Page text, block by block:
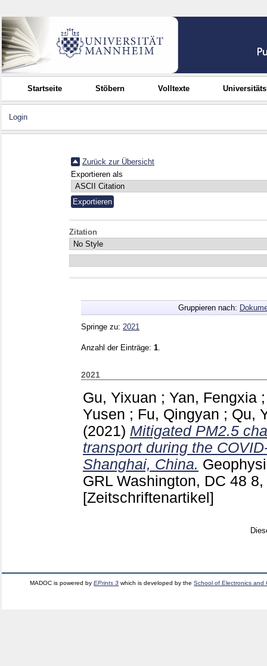
Startseite Stöbern Volltexte
Login
Zurück zur Übersicht
Exportieren als
Zitation
Gruppieren nach:
Springe zu: 2021
Anzahl der Einträge: 1
2021
Gu, Yixuan ; Yan, Fengxia
Yusen ; Fu, Qingyan ; Qu,
(2021) Mitigated PM2.5
transport during the
Shanghai, China.
GRL Washington, DC 48 8,
[Zeitschriftenartikel]
MADOC is powered byEPrints 3 which is developed by theSchool of Electronics and